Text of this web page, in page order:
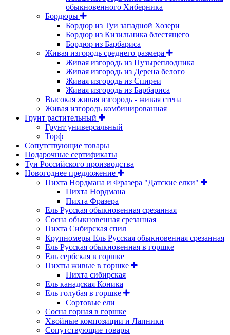
обыкновенного Хиберника
Бордюры
Бордюр из Туи западной Хозери
Бордюр из Кизильника блестящего
Бордюр из Барбариса
Живая изгородь среднего размера
Живая изгородь из Пузыреплодника
Живая изгородь из Дерена белого
Живая изгородь из Спиреи
Живая изгородь из Барбариса
Высокая живая изгородь - живая стена
Живая изгородь комбинированная
Грунт растительный
Грунт универсальный
Торф
Сопутствующие товары
Подарочные сертификаты
Туи Российского производства
Новогоднее предложение
Пихта Нордмана и Фразера "Датские елки"
Пихта Нордмана
Пихта Фразера
Ель Русская обыкновенная срезанная
Сосна обыкновенная срезанная
Пихта Сибирская спил
Крупномеры Ель Русская обыкновенная срезанная
Ель Русская обыкновенная в горшке
Ель сербская в горшке
Пихты живые в горшке
Пихта сибирская
Ель канадская Коника
Ель голубая в горшке
Сортовые ели
Сосна горная в горшке
Хвойные композиции и Лапники
Сопутствующие товары